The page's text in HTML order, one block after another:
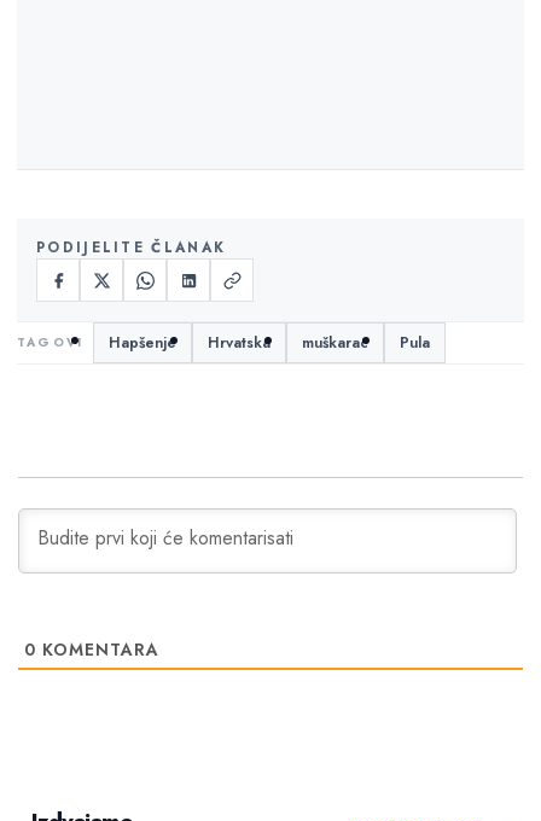
PODIJELITE ČLANAK
Hapšenje Hrvatska muškarac Pula
0 KOMENTARA